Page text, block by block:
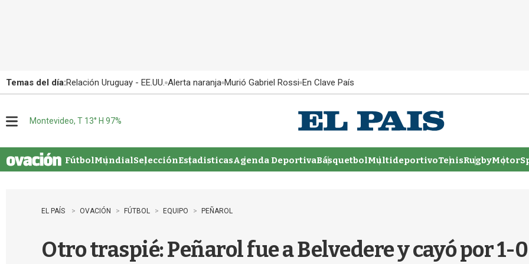
Temas del día:Relación Uruguay - EE.UU. Alerta naranja Murió Gabriel Rossi En Clave País
u
Montevideo, T 13° H 97%
FútbolMundialSelecciónEstadisticasAgenda DeportivaBásquetbolMultideportivoTenisRugby
EL PAÍS OVACIÓN FÚTBOL EQUIPO PEÑAROL
Otro traspié: Peñarol fue a Belvedere y cayó por 1-